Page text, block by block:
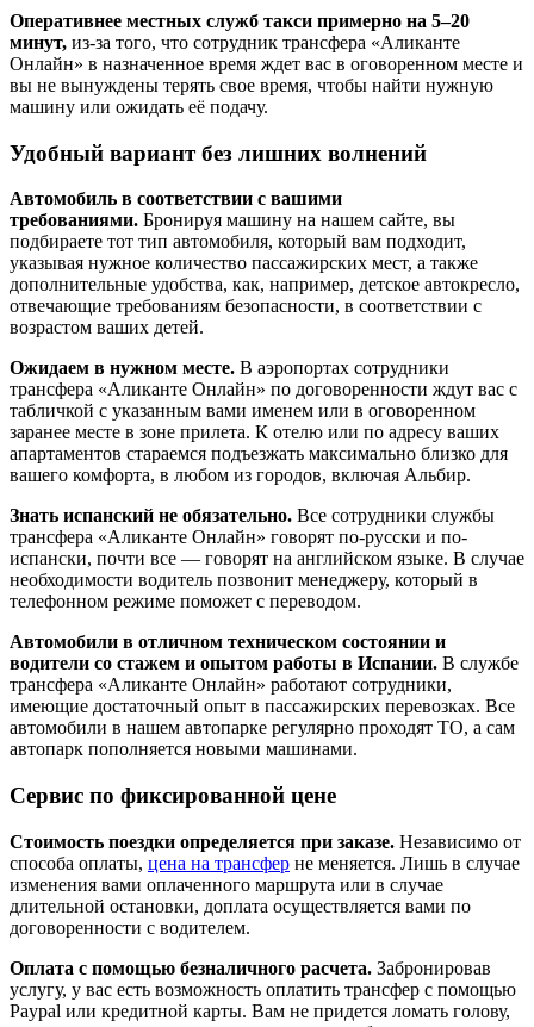
Оперативнее местных служб такси примерно на 5–20
минут, из-за того, что сотрудник трансфера «Аликанте
Онлайн» в назначенное время ждет вас в оговоренном месте и
вы не вынуждены терять свое время, чтобы найти нужную
машину или ожидать её подачу.
Удобный вариант без лишних волнений
Автомобиль в соответствии с вашими
требованиями. Бронируя машину на нашем сайте, вы
подбираете тот тип автомобиля, который вам подходит,
указывая нужное количество пассажирских мест, а также
дополнительные удобства, как, например, детское автокресло,
отвечающие требованиям безопасности, в соответствии с
возрастом ваших детей.
Ожидаем в нужном месте. В аэропортах сотрудники
трансфера «Аликанте Онлайн» по договоренности ждут вас с
табличкой с указанным вами именем или в оговоренном
заранее месте в зоне прилета. К отелю или по адресу ваших
апартаментов стараемся подъезжать максимально близко для
вашего комфорта, в любом из городов, включая Альбир.
Знать испанский не обязательно. Все сотрудники службы
трансфера «Аликанте Онлайн» говорят по-русски и по-
испански, почти все — говорят на английском языке. В случае
необходимости водитель позвонит менеджеру, который в
телефонном режиме поможет с переводом.
Автомобили в отличном техническом состоянии и
водители со стажем и опытом работы в Испании. В службе
трансфера «Аликанте Онлайн» работают сотрудники,
имеющие достаточный опыт в пассажирских перевозках. Все
автомобили в нашем автопарке регулярно проходят ТО, а сам
автопарк пополняется новыми машинами.
Сервис по фиксированной цене
Стоимость поездки определяется при заказе. Независимо от
способа оплаты, цена на трансфер не меняется. Лишь в случае
изменения вами оплаченного маршрута или в случае
длительной остановки, доплата осуществляется вами по
договоренности с водителем.
Оплата с помощью безналичного расчета. Забронировав
услугу, у вас есть возможность оплатить трансфер с помощью
Paypal или кредитной карты. Вам не придется ломать голову,